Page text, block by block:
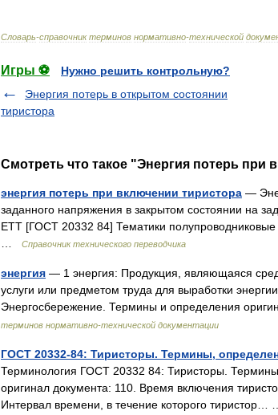
Словарь-справочник терминов нормативно-технической
Игры ⚽
Нужно решить контрольную?
Энергия потерь в открытом состоянии
тиристора
Смотреть что такое "Энергия потерь при
энергия потерь при включении тиристора —
заданного напряжения в закрытом состоянии на
ETT [ГОСТ 20332 84] Тематики
Справочник технического переводчика
энергия — 1 энергия: Продукция, являющаяся
услуги или предметом труда для выработки
Энергосбережение. Термины и определения
терминов нормативно-технической документации
ГОСТ 20332-84: Тиристоры. Термины,
Терминология ГОСТ 20332 84: Тиристоры.
оригинал документа: 110. Время включения
Интервал времени, в течение которого